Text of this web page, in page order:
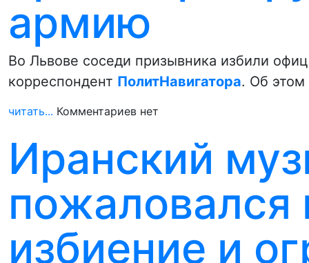
армию
Во Львове соседи призывника избили
корреспондент ПолитНавигатора. Об
читать... Комментариев нет
Иранский
пожаловался
избиение и